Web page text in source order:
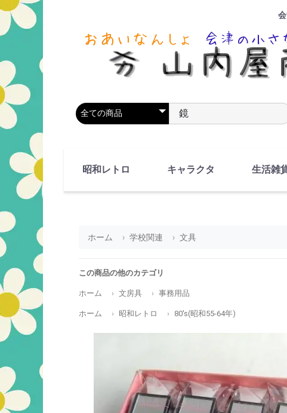
商品カテゴリを選択 商品名やキーワードを入力
昭和レトロ キャラクタ 生活雑
ホーム 学校関連 文具
この商品の他のカテゴリ
ホーム 文房具 事務用品
ホーム 昭和レトロ 80's(昭和55-64年)